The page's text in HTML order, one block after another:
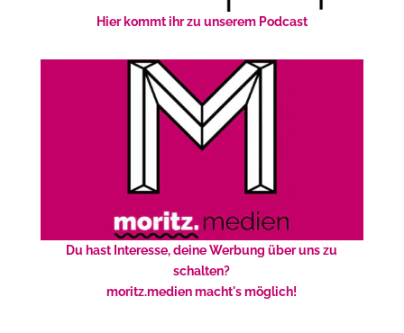
Hier kommt ihr zu unserem Podcast
Du hast Interesse, deine Werbung über uns zu
schalten?
moritz.medien macht's möglich!